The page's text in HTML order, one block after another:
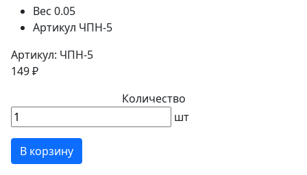
Вес 0.05
Артикул ЧПН-5
Артикул: ЧПН-5
149 ₽
Количество
шт
В корзину